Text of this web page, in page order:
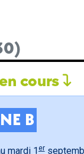
cours
B
mardi 1 er